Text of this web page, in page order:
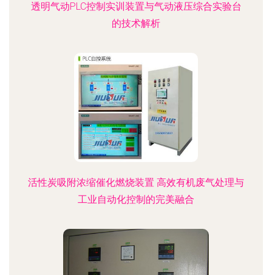
透明气动PLC控制实训装置与气动液压综合实验台
的技术解析
活性炭吸附浓缩催化燃烧装置 高效有机废气处理与
工业自动化控制的完美融合